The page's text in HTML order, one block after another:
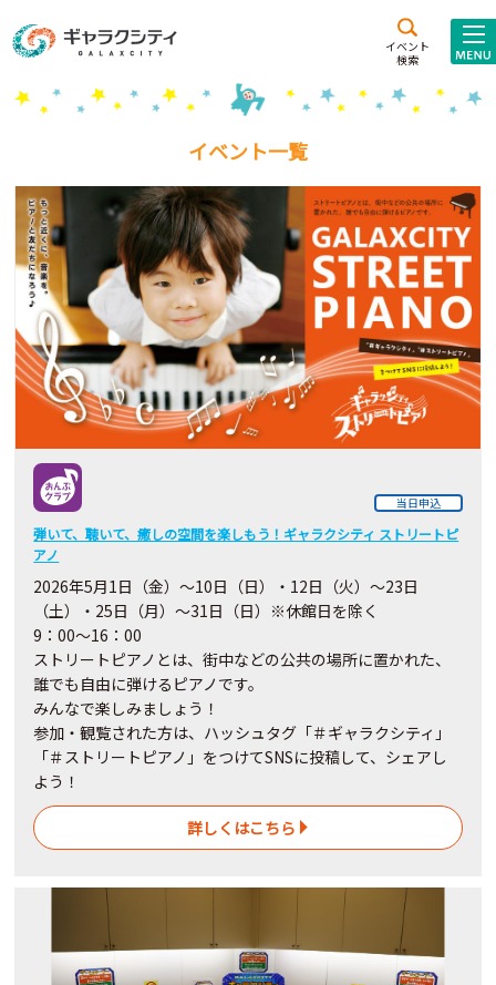
イベント
検索
施設案内
こども
西新井
施設･
施設貸出･団体利用
こどもみーてぃんぐ
Gがくえん
ブランドからのお知らせ
いっしょに創る
イベントレポート
イベント一覧
当日申込
弾いて、聴いて、癒しの空間を楽しもう！ギャラクシティ ストリートピ
アノ
2026年5月1 日（金）～10日（日）・ 12日（火）～23日
（土）・ 25日（月）～31 日（日）※休館日を除く
9：00～16：00
ストリートピアノとは、街中などの公共の場所に置かれた、
誰でも自由に弾けるピアノです。
みんなで楽しみましょう！
参加・観覧された方は、ハッシュタグ「＃ギャラクシティ」
「＃ストリートピアノ」をつけてSNSに投稿して、シェアし
よう！
詳しくはこちら